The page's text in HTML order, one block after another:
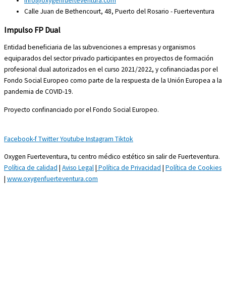
Calle Juan de Bethencourt, 48, Puerto del Rosario - Fuerteventura
Impulso FP Dual
Entidad beneficiaria de las subvenciones a empresas y organismos
equiparados del sector privado participantes en proyectos de formación
profesional dual autorizados en el curso 2021/2022, y cofinanciadas por el
Fondo Social Europeo como parte de la respuesta de la Unión Europea a la
pandemia de COVID-19.
Proyecto confinanciado por el Fondo Social Europeo.
Facebook-fTwitterYoutube Instagram Tiktok
Oxygen Fuerteventura, tu centro médico estético sin salir de Fuerteventura.
Política de calidad | Aviso Legal| Política de Privacidad | Política de Cookies
| www.oxygenfuerteventura.com